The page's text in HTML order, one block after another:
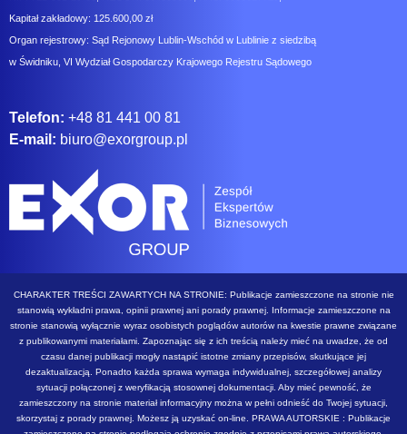
Kapitał zakładowy: 125.600,00 zł
Organ rejestrowy: Sąd Rejonowy Lublin-Wschód w Lublinie z siedzibą
w Świdniku, VI Wydział Gospodarczy Krajowego Rejestru Sądowego
Telefon: +48 81 441 00 81
E-mail: biuro@exorgroup.pl
CHARAKTER TREŚCI ZAWARTYCH NA STRONIE: Publikacje zamieszczone na stronie nie
stanowią wykładni prawa, opinii prawnej ani porady prawnej. Informacje zamieszczone na
stronie stanowią wyłącznie wyraz osobistych poglądów autorów na kwestie prawne związane
z publikowanymi materiałami. Zapoznając się z ich treścią należy mieć na uwadze, że od
czasu danej publikacji mogły nastąpić istotne zmiany przepisów, skutkujące jej
dezaktualizacją. Ponadto każda sprawa wymaga indywidualnej, szczegółowej analizy
sytuacji połączonej z weryfikacją stosownej dokumentacji. Aby mieć pewność, że
zamieszczony na stronie materiał informacyjny można w pełni odnieść do Twojej sytuacji,
skorzystaj z porady prawnej. Możesz ją uzyskać on-line. PRAWA AUTORSKIE : Publikacje